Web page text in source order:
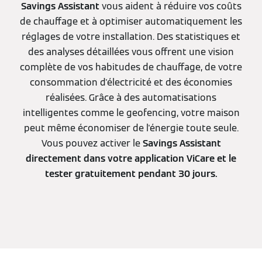
Savings Assistant vous aident à réduire vos coûts
de chauffage et à optimiser automatiquement les
réglages de votre installation. Des statistiques et
des analyses détaillées vous offrent une vision
complète de vos habitudes de chauffage, de votre
consommation d'électricité et des économies
réalisées. Grâce à des automatisations
intelligentes comme le geofencing, votre maison
peut même économiser de l'énergie toute seule.
Vous pouvez activer leSavings Assistant
directement dans votre application ViCare et le
tester gratuitement pendant 30 jours.